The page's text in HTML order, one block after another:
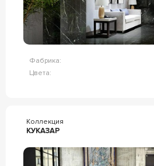
Фабрика:
Цвета:
Коллекция
КУКАЗАР